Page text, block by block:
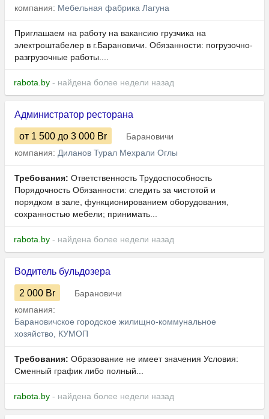
компания: Мебельная фабрика Лагуна
Приглашаем на работу на вакансию грузчика на
электроштабелер в г.Барановичи. Обязанности: погрузочно-
разгрузочные работы....
rabota.by - найдена более недели назад
Администратор ресторана
от 1 500 до 3 000 Br
Барановичи
компания: Диланов Турал Мехрали Оглы
Требования: Ответственность Трудоспособность
Порядочность Обязанности: следить за чистотой и
порядком в зале, функционированием оборудования,
сохранностью мебели; принимать...
rabota.by - найдена более недели назад
Водитель бульдозера
2 000 Br
Барановичи
компания:
Барановичское городское жилищно-коммунальное
хозяйство, КУМОП
Требования: Образование не имеет значения Условия:
Сменный график либо полный...
rabota.by - найдена более недели назад